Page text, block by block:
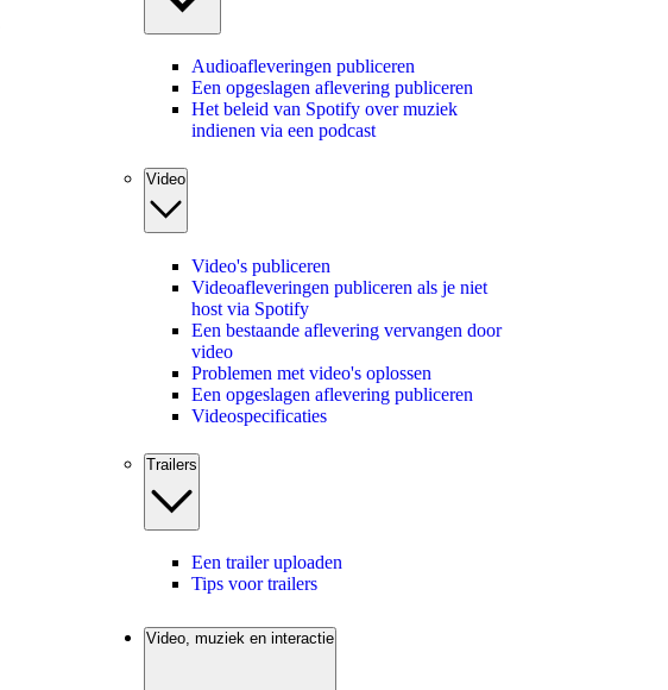
Audioafleveringen publiceren
Een opgeslagen aflevering publiceren
Het beleid van Spotify over muziek
indienen via een podcast
Video
Video's publiceren
Videoafleveringen publiceren als je niet
host via Spotify
Een bestaande aflevering vervangen door
video
Problemen met video's oplossen
Een opgeslagen aflevering publiceren
Videospecificaties
Trailers
Een trailer uploaden
Tips voor trailers
Video, muziek en interactie